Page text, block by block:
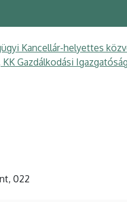
Kancellár-helyettes
Gazdálkodási
022